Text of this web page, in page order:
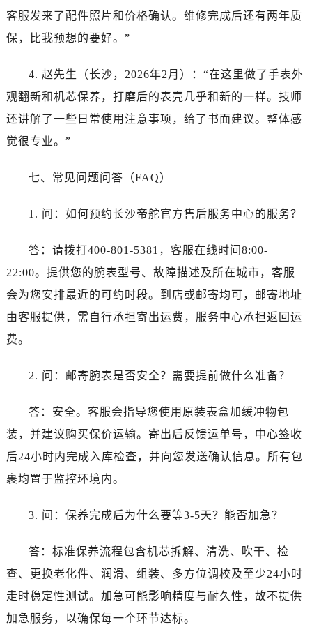
客服发来了配件照片和价格确认。维修完成后还有两年质
保，比我预想的要好。”
4. 赵先生（长沙，2026年2月）：“在这里做了手表外
观翻新和机芯保养，打磨后的表壳几乎和新的一样。技师
还讲解了一些日常使用注意事项，给了书面建议。整体感
觉很专业。”
七、常见问题问答（FAQ）
1. 问：如何预约长沙帝舵官方售后服务中心的服务？
答：请拨打400-801-5381，客服在线时间8:00-
22:00。提供您的腕表型号、故障描述及所在城市，客服
会为您安排最近的可约时段。到店或邮寄均可，邮寄地址
由客服提供，需自行承担寄出运费，服务中心承担返回运
费。
2. 问：邮寄腕表是否安全？需要提前做什么准备？
答：安全。客服会指导您使用原装表盒加缓冲物包
装，并建议购买保价运输。寄出后反馈运单号，中心签收
后24小时内完成入库检查，并向您发送确认信息。所有包
裹均置于监控环境内。
3. 问：保养完成后为什么要等3-5天？能否加急？
答：标准保养流程包含机芯拆解、清洗、吹干、检
查、更换老化件、润滑、组装、多方位调校及至少24小时
走时稳定性测试。加急可能影响精度与耐久性，故不提供
加急服务，以确保每一个环节达标。